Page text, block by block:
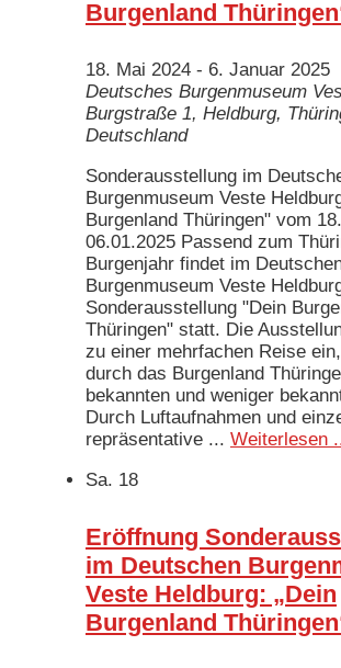
Burgenland
18. Mai 2024 - 6. Januar 2025
Deutsches Burgenmuseum
Burgstraße 1, Heldburg,
Deutschland
Sonderausstellung im
Burgenmuseum Veste
Burgenland Thüringen" vom
06.01.2025 Passend zum
Burgenjahr findet im
Burgenmuseum Veste
Sonderausstellung "Dein
Thüringen" statt. Die
zu einer mehrfachen Reise
durch das Burgenland
bekannten und weniger
Durch Luftaufnahmen und
repräsentative ... Weiterlesen
Sa. 18
Eröffnung
im Deutschen
Veste Heldburg: „Dein
Burgenland